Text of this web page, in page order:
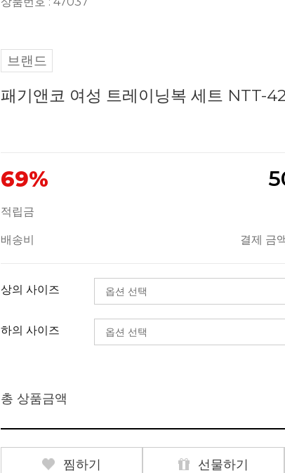
브랜드
패기앤코 여성 트레이닝복 세트 NTT-
69%
적립금
배송비 결제 금
상의 사이즈
하의 사이즈
총 상품금액
찜하기 선물하기